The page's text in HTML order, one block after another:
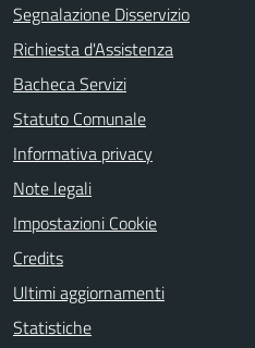
Segnalazione Disservizio
Richiesta d'Assistenza
Bacheca Servizi
Statuto Comunale
Informativa privacy
Note legali
Impostazioni Cookie
Credits
Ultimi aggiornamenti
Statistiche